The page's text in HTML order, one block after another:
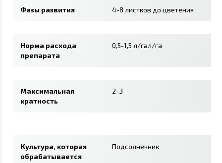
Фазы развития 4-8 листков до цветения
Норма расхода
препарата
0,5-1,5 л/гал/га
Максимальная
кратность
2-3
Культура, которая
обрабатывается
Подсолнечник